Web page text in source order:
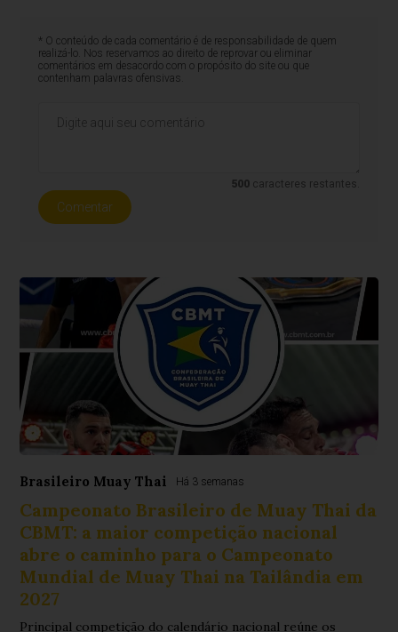
* O conteúdo de cada comentário é de responsabilidade de quem
realizá-lo. Nos reservamos ao direito de reprovar ou eliminar
comentários em desacordo com o propósito do site ou que
contenham palavras ofensivas.
500 caracteres restantes.
Comentar
Brasileiro Muay Thai Há 3 semanas
Campeonato Brasileiro de Muay Thai da
CBMT: a maior competição nacional
abre o caminho para o Campeonato
Mundial de Muay Thai na Tailândia em
2027
Principal competição do calendário nacional reúne os